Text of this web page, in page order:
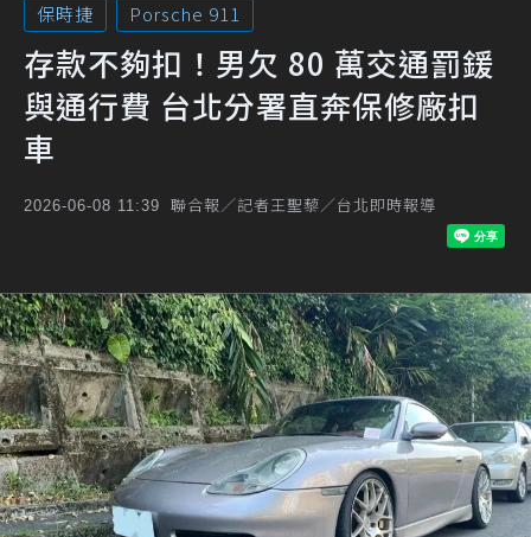
保時捷 Porsche 911
存款不夠扣！男欠 80 萬交通罰鍰
與通行費 台北分署直奔保修廠扣
車
2026-06-08 11:39 聯合報／記者王聖藜／台北即時報導